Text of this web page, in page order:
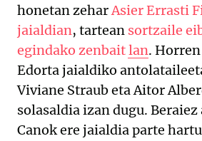
honetan zeharAsier Errasti
jaialdian, tartean sortzaile
egindako zenbait lan.
Edorta jaialdiko
Viviane Straub eta Aitor
solasaldia izan dugu. Beraiez
Canok ere jaialdia parte